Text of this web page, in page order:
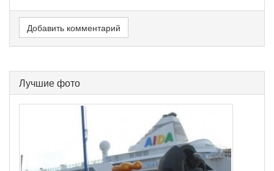
Добавить комментарий
Лучшие фото